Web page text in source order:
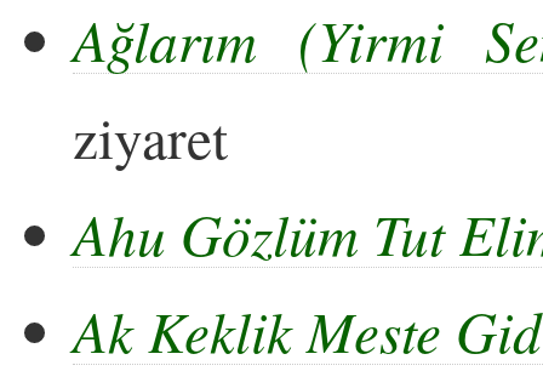
Ağlarım (Yirmi
ziyaret
Ahu Gözlüm Tut
Ak Keklik Meste